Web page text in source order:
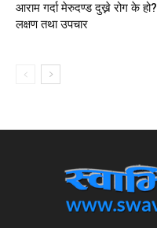
आराम गर्दा मेरुदण्ड दुख्ने रोग के हो?
लक्षण तथा उपचार